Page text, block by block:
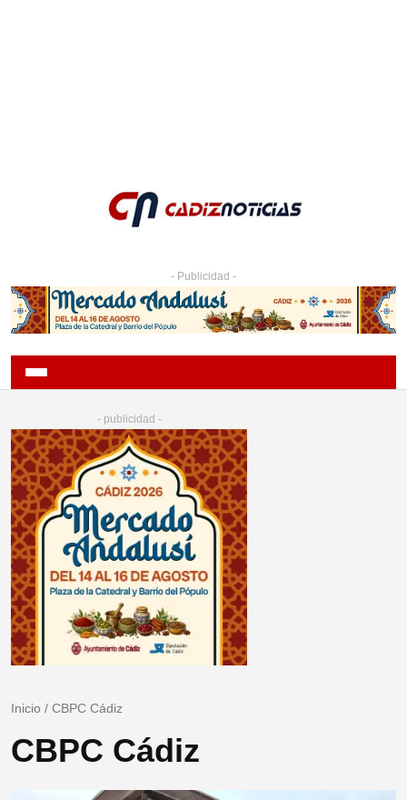
- Publicidad -
- publicidad -
Inicio / CBPC Cádiz
CBPC Cádiz